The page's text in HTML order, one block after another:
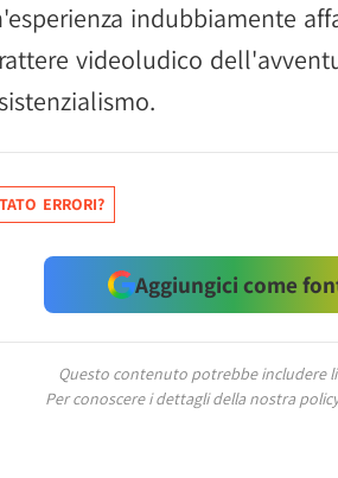
indubbiamente
videoludico
ERRORI?
Aggiungici come
Questo contenuto potrebbe includere
Per conoscere i dettagli della nostra